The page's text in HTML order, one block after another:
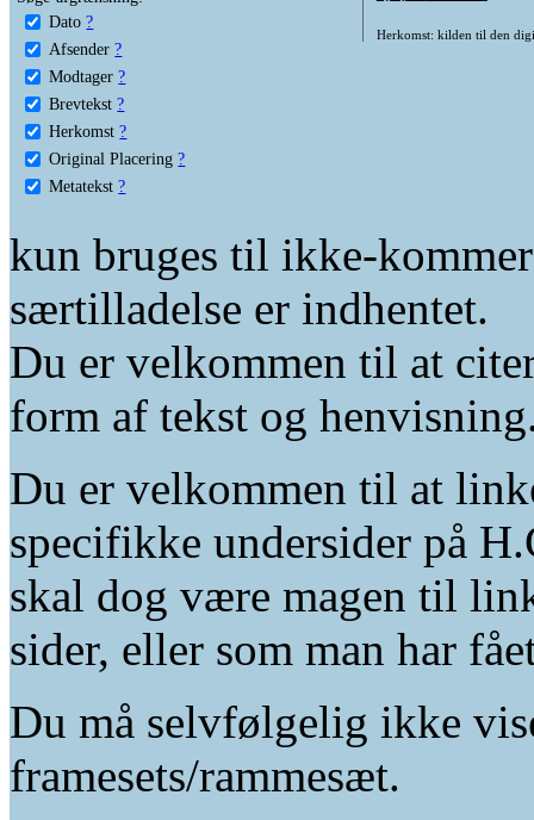
Dato ?
Afsender ?
Modtager ?
Brevtekst ?
Herkomst ?
Original Placering ?
Metatekst ?
Herkomst: kilden til den
kun bruges til ikke-
særtilladelse er indhentet.
Du er velkommen til at
form af tekst og
Du er velkommen til at
specifikke undersider på
skal dog være magen til
sider, eller som man har
Du må selvfølgelig ikke
framesets/rammesæt.